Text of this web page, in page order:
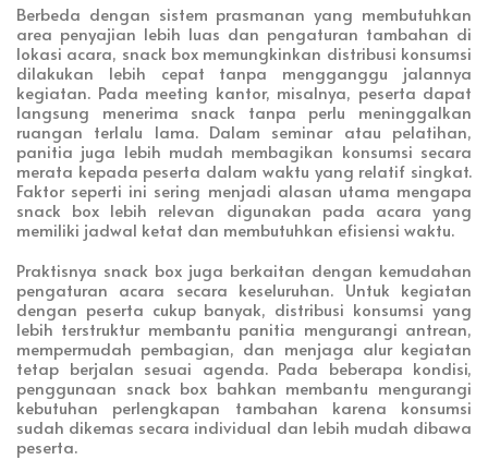
Berbeda dengan sistem prasmanan yang membutuhkan
area penyajian lebih luas dan pengaturan tambahan di
lokasi acara, snack box memungkinkan distribusi konsumsi
dilakukan lebih cepat tanpa mengganggu jalannya
kegiatan. Pada meeting kantor, misalnya, peserta dapat
langsung menerima snack tanpa perlu meninggalkan
ruangan terlalu lama. Dalam seminar atau pelatihan,
panitia juga lebih mudah membagikan konsumsi secara
merata kepada peserta dalam waktu yang relatif singkat.
Faktor seperti ini sering menjadi alasan utama mengapa
snack box lebih relevan digunakan pada acara yang
memiliki jadwal ketat dan membutuhkan efisiensi waktu.
Praktisnya snack box juga berkaitan dengan kemudahan
pengaturan acara secara keseluruhan. Untuk kegiatan
dengan peserta cukup banyak, distribusi konsumsi yang
lebih terstruktur membantu panitia mengurangi antrean,
mempermudah pembagian, dan menjaga alur kegiatan
tetap berjalan sesuai agenda. Pada beberapa kondisi,
penggunaan snack box bahkan membantu mengurangi
kebutuhan perlengkapan tambahan karena konsumsi
sudah dikemas secara individual dan lebih mudah dibawa
peserta.